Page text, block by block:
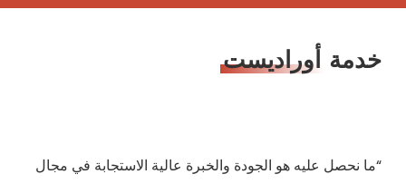
خدمة أوراديست
“ما نحصل عليه هو الجودة والخبرة عالية الاستجابة في مجال